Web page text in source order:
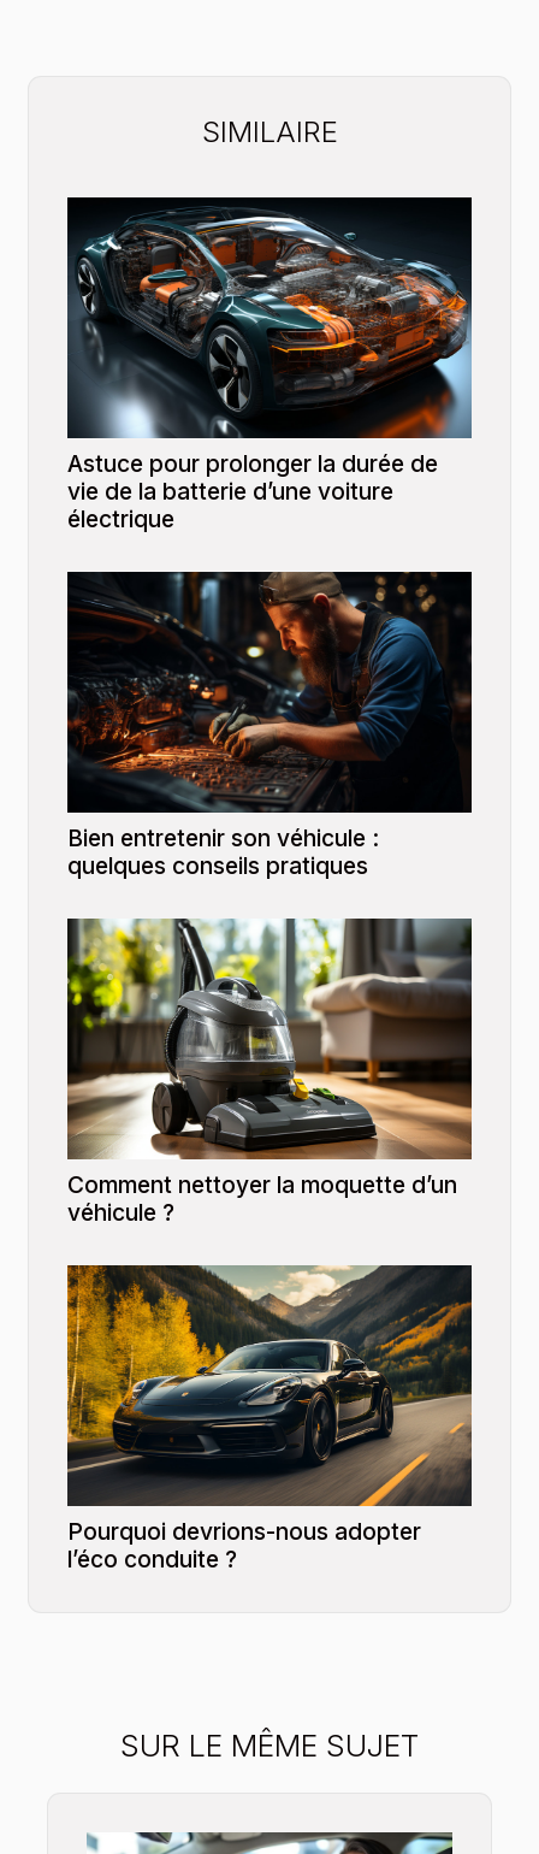
SIMILAIRE
Astuce pour prolonger la durée de
vie de la batterie d’une voiture
électrique
Bien entretenir son véhicule :
quelques conseils pratiques
Comment nettoyer la moquette d’un
véhicule ?
Pourquoi devrions-nous adopter
l’éco conduite ?
SUR LE MÊME SUJET